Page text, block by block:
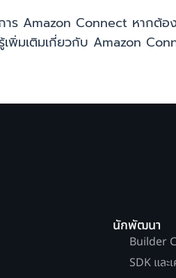
าร Amazon Connect หากต้อ
เพิ่มเติมเกี่ยวกับ Amazon
นักพัฒนา
Builder
SDK และ